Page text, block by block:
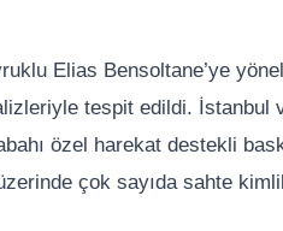
Elias Bensoltane’ye
tespit edildi.
özel harekat destekli
çok sayıda sahte